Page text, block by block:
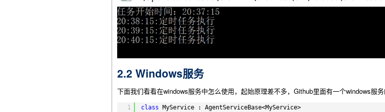
2.2 Windows服务
下面我们看看在windows服务中怎么使用，起始原理差不多，Github里面有一个windows服
1
class MyService : AgentServiceBase<MyService>